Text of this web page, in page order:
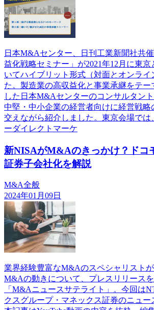
日本M&Aセンター、日刊工業新聞社共
益化戦略セミナー」が2021年12月に東
いてハイブリット形式（対面とオンライ
た。製造業の高収益化と事業承継をテー
した日本M&Aセンターのコンサルタント
中堅・中小企業の経営者向けに経営戦略
交えながら紹介しました。東京会場で
ーダイレクトマーケ
新NISAがM&Aのきっかけ？ドコ
証券子会社化を解説
M&A全般
2024年01月09日
業界経験豊富なM&Aのスペシャリスト
M&Aの動きについて、プレスリリース
「M&Aニュースサテライト」。今回は
クスグループ・マネックス証券のニュ